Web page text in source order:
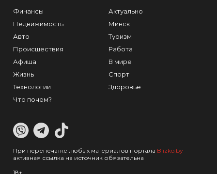
Финансы
Недвижимость
Авто
Происшествия
Афиша
Жизнь
Технологии
Что почем?
Актуально
Минск
Туризм
Работа
В мире
Спорт
Здоровье
При перепечатке любых материалов портала Blizko.by
активная ссылка на источник обязательна
18+